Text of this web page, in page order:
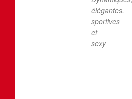
élégantes,
sportives
et
sexy